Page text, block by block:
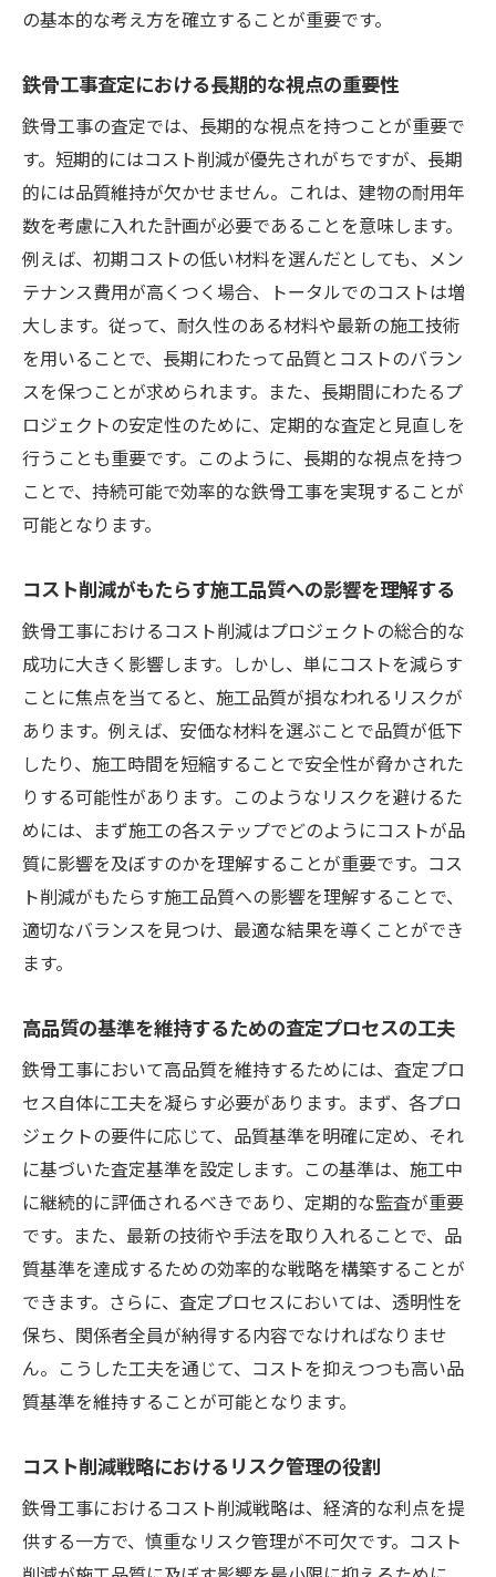
技術者の経験が鉄骨工事に与える影響
技術者のモチベーションを高めるための方
法
リーダーシップが工事の品質に与える影響
技術者のスキルアップがもたらす工事の利
点
鉄骨工事におけるチームワークの重要性
最新技術導入による鉄骨工事の効率的なコスト
管理
導入すべき最新技術の選定基準
デジタル化がもたらす鉄骨工事の変革
コスト管理を強化するテクノロジーの活用
法
BIM技術が鉄骨工事に与える影響
鉄骨工事におけるイノベーションの重要性
鉄骨工事の査定プロセスで見積もりを成功させ
る秘訣
正確な見積もりを作成するためのステップ
見積もりの透明性が信頼関係を築く鍵
見積もり精度を高めるためのデータ活用法
顧客満足度を向上させる見積もりの工夫
競争力のある価格設定のための戦略
見積もりプロセスの継続的な改善方法
鉄骨工事における品質維持とコスト削減の両立
コスト削減と品質維持を両立するための計
画
プロジェクトライフサイクル全体のコスト
管理
品質評価システムの構築と運用
コスト削減における無駄の排除
品質向上を目指す継続的改善プロセス
効果的な鉄骨工事の見積もりテクニックで成果
を最大化
顧客ニーズを正確に反映した見積もりの作
成
ンス
競合他社との差別化を図る見積もり戦略
見積もりの精度向上による利益率の改善
の基本的な考え方を確立することが重要です。
鉄骨工事査定における長期的な視点の重要性
鉄骨工事の査定では、長期的な視点を持つことが重要で
す。短期的にはコスト削減が優先されがちですが、長期
的には品質維持が欠かせません。これは、建物の耐用年
数を考慮に入れた計画が必要であることを意味します。
例えば、初期コストの低い材料を選んだとしても、メン
テナンス費用が高くつく場合、トータルでのコストは増
大します。従って、耐久性のある材料や最新の施工技術
を用いることで、長期にわたって品質とコストのバラン
スを保つことが求められます。また、長期間にわたるプ
ロジェクトの安定性のために、定期的な査定と見直しを
行うことも重要です。このように、長期的な視点を持つ
ことで、持続可能で効率的な鉄骨工事を実現することが
可能となります。
コスト削減がもたらす施工品質への影響を理解する
鉄骨工事におけるコスト削減はプロジェクトの総合的な
成功に大きく影響します。しかし、単にコストを減らす
ことに焦点を当てると、施工品質が損なわれるリスクが
あります。例えば、安価な材料を選ぶことで品質が低下
したり、施工時間を短縮することで安全性が脅かされた
りする可能性があります。このようなリスクを避けるた
めには、まず施工の各ステップでどのようにコストが品
質に影響を及ぼすのかを理解することが重要です。コス
ト削減がもたらす施工品質への影響を理解することで、
適切なバランスを見つけ、最適な結果を導くことができ
ます。
高品質の基準を維持するための査定プロセスの工夫
鉄骨工事において高品質を維持するためには、査定プロ
セス自体に工夫を凝らす必要があります。まず、各プロ
ジェクトの要件に応じて、品質基準を明確に定め、それ
に基づいた査定基準を設定します。この基準は、施工中
に継続的に評価されるべきであり、定期的な監査が重要
です。また、最新の技術や手法を取り入れることで、品
質基準を達成するための効率的な戦略を構築することが
できます。さらに、査定プロセスにおいては、透明性を
保ち、関係者全員が納得する内容でなければなりませ
ん。こうした工夫を通じて、コストを抑えつつも高い品
質基準を維持することが可能となります。
コスト削減戦略におけるリスク管理の役割
鉄骨工事におけるコスト削減戦略は、経済的な利点を提
供する一方で、慎重なリスク管理が不可欠です。コスト